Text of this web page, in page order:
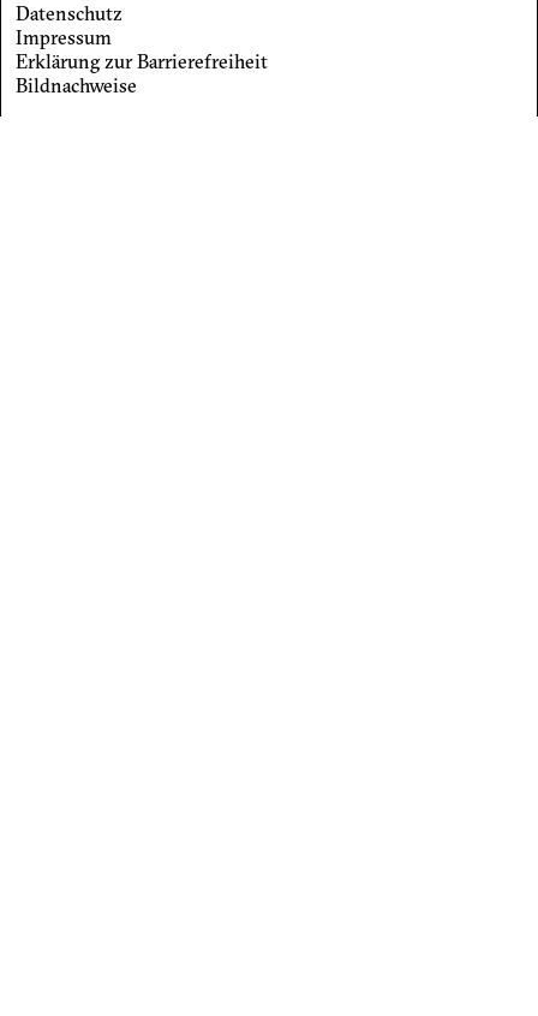
Footer
menu
Datenschutz
Impressum
Erklärung zur Barrierefreiheit
Bildnachweise